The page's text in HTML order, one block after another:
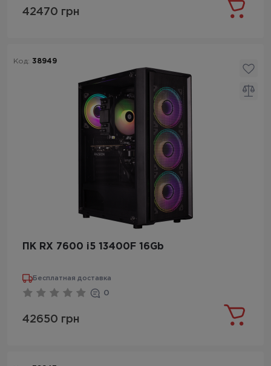
42470 грн
Код: 38949
ПК RX 7600 i5 13400F 16Gb
Бесплатная доставка
0
42650 грн